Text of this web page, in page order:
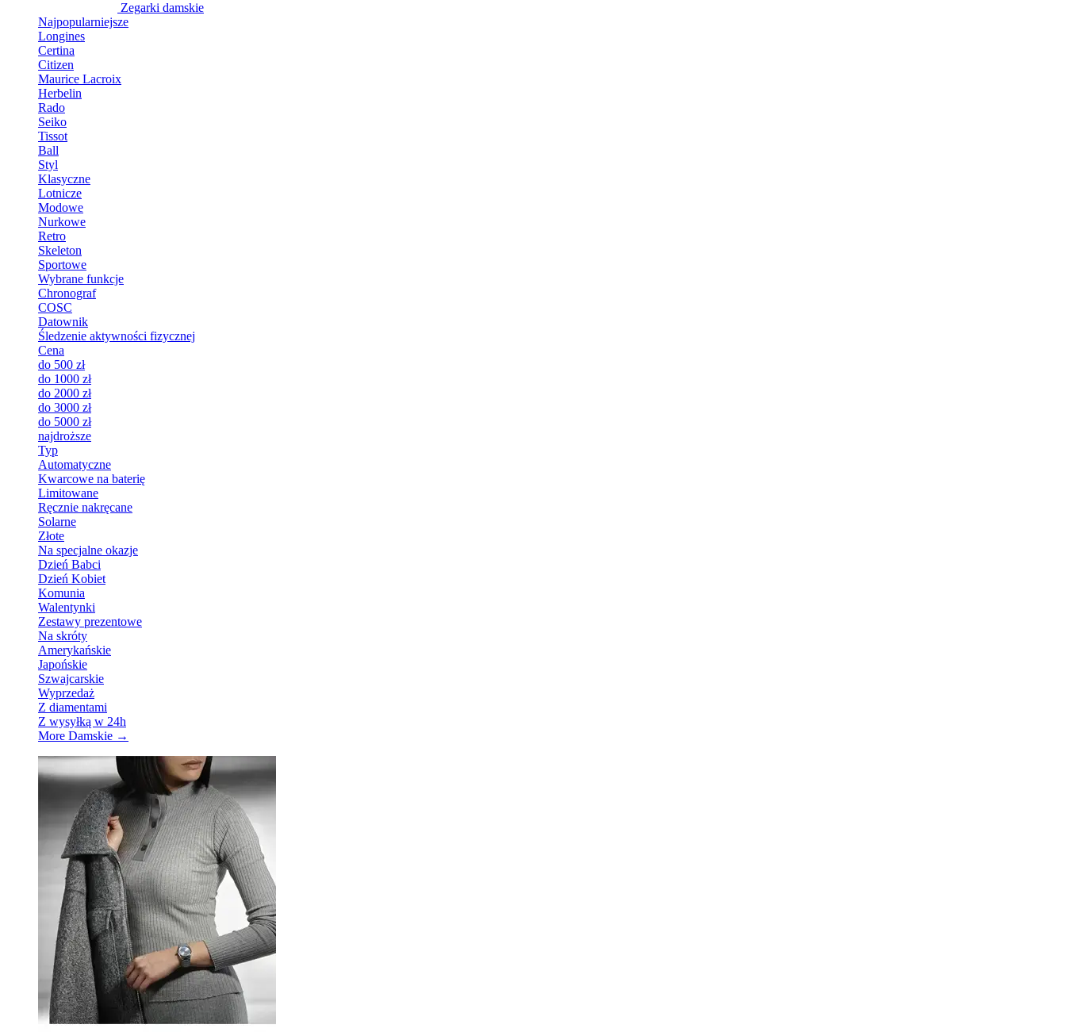
Zegarki damskie
Najpopularniejsze
Longines
Certina
Citizen
Maurice Lacroix
Herbelin
Rado
Seiko
Tissot
Ball
Styl
Klasyczne
Lotnicze
Modowe
Nurkowe
Retro
Skeleton
Sportowe
Wybrane funkcje
Chronograf
COSC
Datownik
Śledzenie aktywności fizycznej
Cena
do 500 zł
do 1000 zł
do 2000 zł
do 3000 zł
do 5000 zł
najdroższe
Typ
Automatyczne
Kwarcowe na baterię
Limitowane
Ręcznie nakręcane
Solarne
Złote
Na specjalne okazje
Dzień Babci
Dzień Kobiet
Komunia
Walentynki
Zestawy prezentowe
Na skróty
Amerykańskie
Japońskie
Szwajcarskie
Wyprzedaż
Z diamentami
Z wysyłką w 24h
More Damskie →